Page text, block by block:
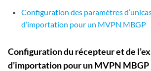
Configuration des paramètres
d’importation pour un MVPN MBGP
Configuration du récepteur et de
d’importation pour un MVPN MBGP